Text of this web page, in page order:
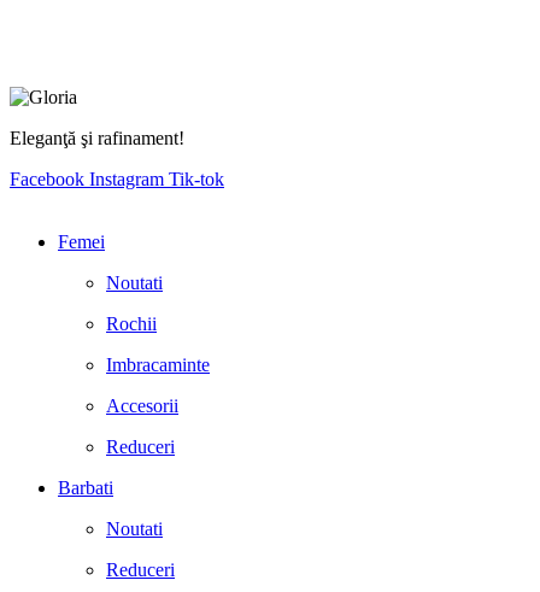
Eleganţă şi rafinament!
Facebook Instagram Tik-tok
Femei
Noutati
Rochii
Imbracaminte
Accesorii
Reduceri
Barbati
Noutati
Reduceri